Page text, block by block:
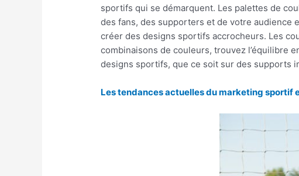
sportifs qui se démarquent. Les palettes de
des fans, des supporters et de votre audience
créer des designs sportifs accrocheurs. Les
combinaisons de couleurs, trouvez l’équilibre
designs sportifs, que ce soit sur des supports
Les tendances actuelles du marketing sportif